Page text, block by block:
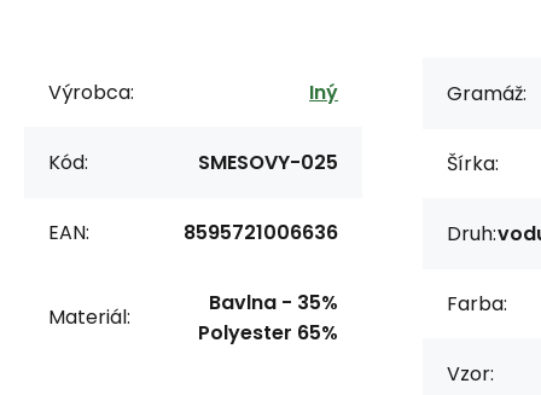
Výrobca: Iný
Kód: SMESOVY-025
EAN: 8595721006636
Materiál:
Bavlna - 35%
Polyester 65%
Gramáž:
Šírka:
Druh:
Farba:
Vzor: